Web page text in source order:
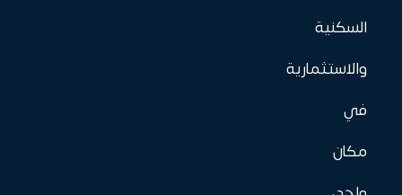
السكنية
والاستثمارية
في
مكان